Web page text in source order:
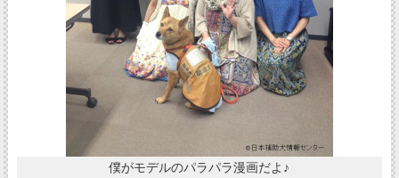
僕がモデルのパラパラ漫画だよ♪